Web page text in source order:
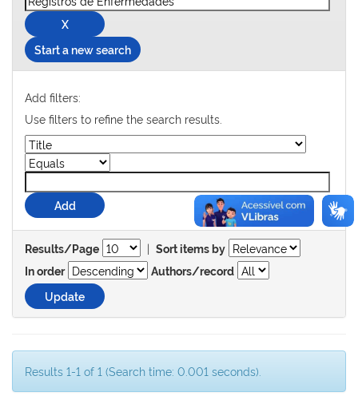
Start a new search
Add filters:
Use filters to refine the search results.
Results/Page | Sort items by
In order
Authors/record
Results 1-1 of 1 (Search time: 0.001 seconds).